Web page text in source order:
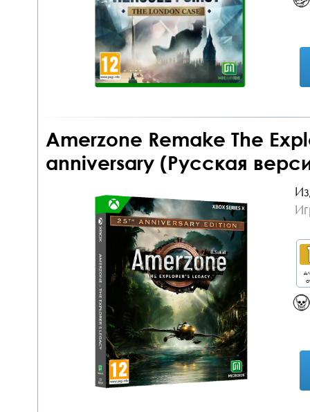
Amerzone Remake The
anniversary (Русская